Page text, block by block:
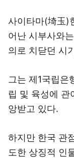
사이타마(埼玉)
어난 시부사와
의로 치닫던 시
그는 제1국립은
립 및 육성에 관
앙받고 있다.
하지만 한국 관
도한 상징적 인